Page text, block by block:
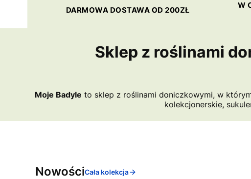
DARMOWA DOSTAWA OD 200ZŁ
W
Sklep z roślinami
Moje Badyle to sklep z roślinami doniczkowymi, w
kolekcjonerskie,
NowościCała kolekcja